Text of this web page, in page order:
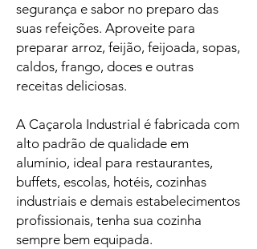
segurança e sabor no preparo das
suas refeições. Aproveite para
preparar arroz, feijão, feijoada, sopas,
caldos, frango, doces e outras
receitas deliciosas.
A Caçarola Industrial é fabricada com
alto padrão de qualidade em
alumínio, ideal para restaurantes,
buffets, escolas, hotéis, cozinhas
industriais e demais estabelecimentos
profissionais, tenha sua cozinha
sempre bem equipada.